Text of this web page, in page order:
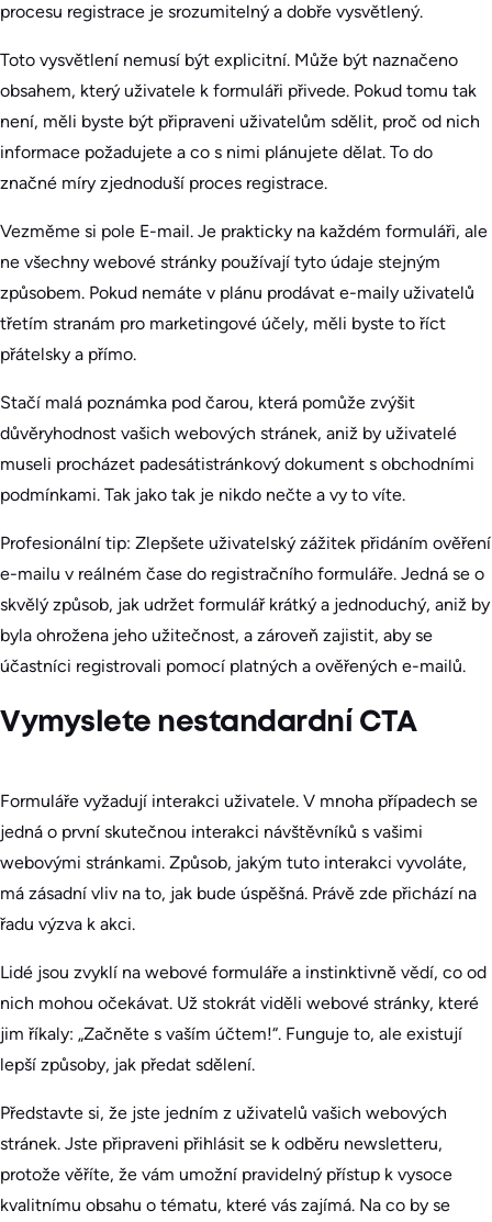
procesu registrace je srozumitelný a dobře vysvětlený.
Toto vysvětlení nemusí být explicitní. Může být naznačeno
obsahem, který uživatele k formuláři přivede. Pokud tomu tak
není, měli byste být připraveni uživatelům sdělit, proč od nich
informace požadujete a co s nimi plánujete dělat. To do
značné míry zjednoduší proces registrace.
Vezměme si pole E-mail. Je prakticky na každém formuláři, ale
ne všechny webové stránky používají tyto údaje stejným
způsobem. Pokud nemáte v plánu prodávat e-maily uživatelů
třetím stranám pro marketingové účely, měli byste to říct
přátelsky a přímo.
Stačí malá poznámka pod čarou, která pomůže zvýšit
důvěryhodnost vašich webových stránek, aniž by uživatelé
museli procházet padesátistránkový dokument s obchodními
podmínkami. Tak jako tak je nikdo nečte a vy to víte.
Profesionální tip: Zlepšete uživatelský zážitek přidáním ověření
e-mailu v reálném čase do registračního formuláře. Jedná se o
skvělý způsob, jak udržet formulář krátký a jednoduchý, aniž by
byla ohrožena jeho užitečnost, a zároveň zajistit, aby se
účastníci registrovali pomocí platných a ověřených e-mailů.
Vymyslete nestandardní CTA
Formuláře vyžadují interakci uživatele. V mnoha případech se
jedná o první skutečnou interakci návštěvníků s vašimi
webovými stránkami. Způsob, jakým tuto interakci vyvoláte,
má zásadní vliv na to, jak bude úspěšná. Právě zde přichází na
řadu výzva k akci.
Lidé jsou zvyklí na webové formuláře a instinktivně vědí, co od
nich mohou očekávat. Už stokrát viděli webové stránky, které
jim říkaly: „Začněte s vaším účtem!“. Funguje to, ale existují
lepší způsoby, jak předat sdělení.
Představte si, že jste jedním z uživatelů vašich webových
stránek. Jste připraveni přihlásit se k odběru newsletteru,
protože věříte, že vám umožní pravidelný přístup k vysoce
kvalitnímu obsahu o tématu, které vás zajímá. Na co by se